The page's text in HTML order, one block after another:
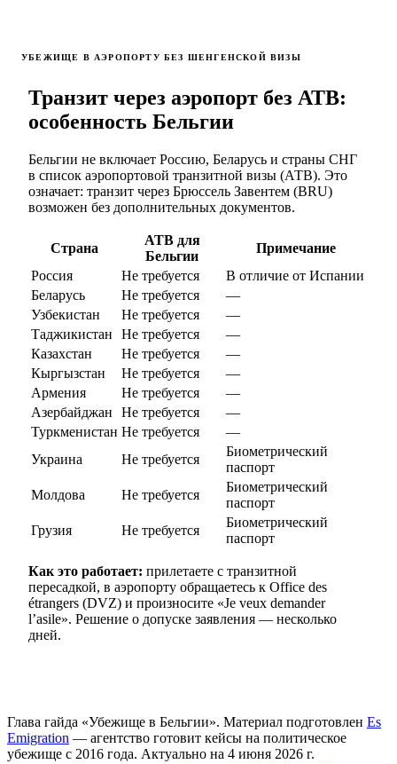
УБЕЖИЩЕ В АЭРОПОРТУ БЕЗ ШЕНГЕНСКОЙ ВИЗЫ
Транзит через аэропорт без АТВ:
особенность Бельгии
Бельгии не включает Россию, Беларусь и страны СНГ
в список аэропортовой транзитной визы (АТВ). Это
означает: транзит через Брюссель Завентем (BRU)
возможен без дополнительных документов.
Страна
АТВ для
Бельгии
Примечание
Россия
Не требуется
В отличие от Испании
Беларусь
Не требуется
—
Узбекистан
Не требуется
—
Таджикистан
Не требуется
—
Казахстан
Не требуется
—
Кыргызстан
Не требуется
—
Армения
Не требуется
—
Азербайджан
Не требуется
—
Туркменистан Не требуется
—
Украина
Не требуется
Биометрический
паспорт
Молдова
Не требуется
Биометрический
паспорт
Грузия
Не требуется
Биометрический
паспорт
Как это работает: прилетаете с транзитной
пересадкой, в аэропорту обращаетесь к Office des
étrangers (DVZ) и произносите «Je veux demander
l’asile». Решение о допуске заявления — несколько
дней.
Глава гайда «Убежище в Бельгии». Материал подготовлен Es
Emigration — агентство готовит кейсы на политическое
убежище с 2016 года. Актуально на 4 июня 2026 г.